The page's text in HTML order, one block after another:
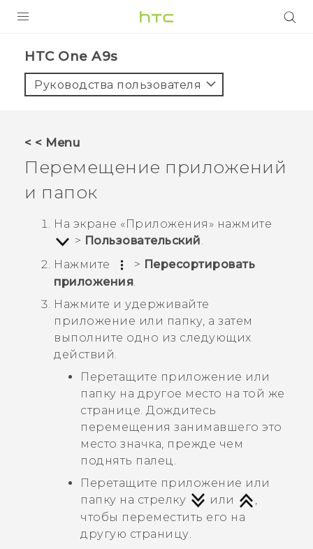
5G
VIVERSE
ПОДДЕРЖКА
HTC One A9s‎
Руководства пользователя
< < Menu
Перемещение приложений
и папок
На экране « Приложения » нажмите
> Пользовательский.
Нажмите
> Пересортировать
приложения.
Нажмите и удерживайте
приложение или папку, а затем
выполните одно из следующих
действий.
Перетащите приложение или
папку на другое место на той же
странице. Дождитесь
перемещения занимавшего это
место значка, прежде чем
поднять палец.
Перетащите приложение или
папку на стрелку
или
,
чтобы переместить его на
другую страницу.